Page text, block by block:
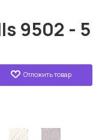
9502 - 5
Отложить товар